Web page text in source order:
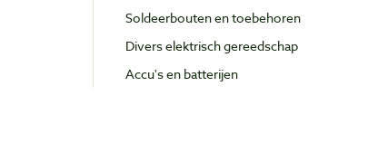
Soldeerbouten en toebehoren
Divers elektrisch gereedschap
Accu's en batterijen